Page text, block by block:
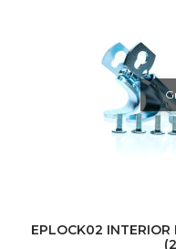
EPLOCK02 INTERIOR